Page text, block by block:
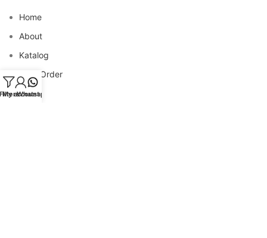
Home
About
Katalog
Cara Order
Blog
My account
Whatsapp